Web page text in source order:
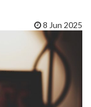
8 Jun 2025